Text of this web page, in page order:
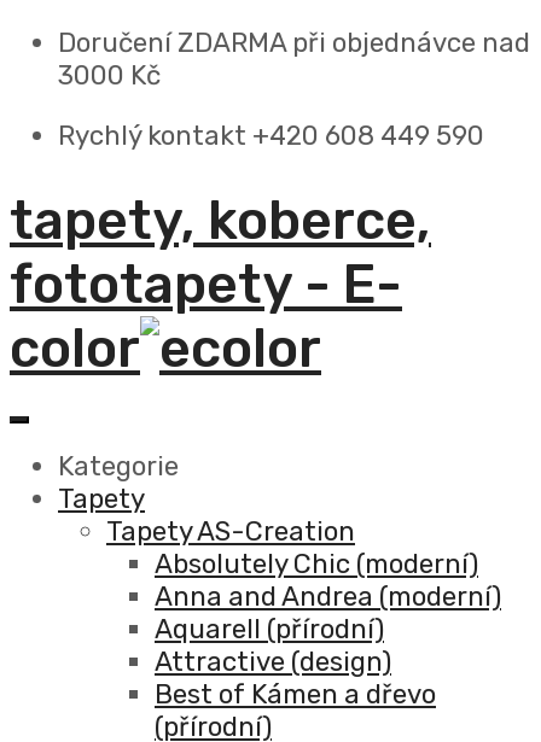
Doručení ZDARMA při objednávce nad
3000 Kč
Rychlý kontakt +420 608 449 590
tapety, koberce,
fototapety - E-
color
Kategorie
Tapety
Tapety AS-Creation
Absolutely Chic (moderní)
Anna and Andrea (moderní)
Aquarell (přírodní)
Attractive (design)
Best of Kámen a dřevo
(přírodní)